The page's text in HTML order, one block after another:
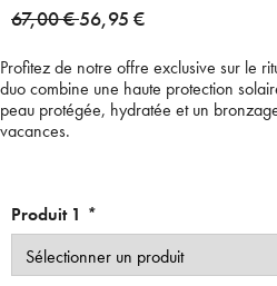
Price reduced from
67,00 €to
56,95 €
Profitez de notre offre exclusive sur le
duo combine une haute protection
peau protégée, hydratée et un
vacances.
Produit 1 *